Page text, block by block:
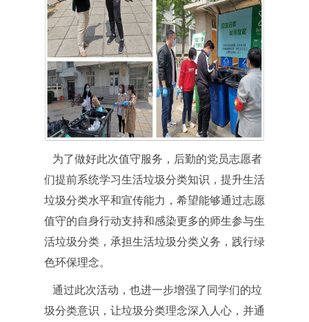
为了做好此次值守服务，后勤的党员志愿者
们提前系统学习生活垃圾分类知识，提升生活
垃圾分类水平和宣传能力，希望能够通过志愿
值守的自身行动支持和感染更多的师生参与生
活垃圾分类，承担生活垃圾分类义务，践行绿
色环保理念。
通过此次活动，也进一步增强了同学们的垃
圾分类意识，让垃圾分类理念深入人心，并通